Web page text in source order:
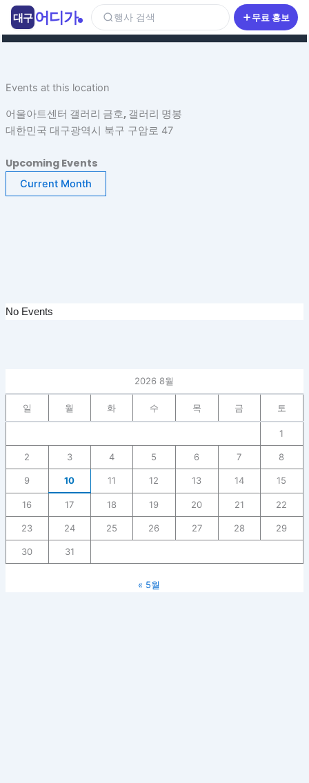
츠
너Events at this location
어울아트센터 갤러리 금호, 갤러리 명봉
대한민국 대구광역시 북구 구암로 47
Upcoming Events
Current Month
No Events
2026 8월
일 월 화 수 목 금 토
1
2 3 4 5 6 7 8
9 10 11 12 13 14 15
16 17 18 19 20 21 22
23 24 25 26 27 28 29
30 31
« 5월
대구 어디가 행사 검색 무료 홍보